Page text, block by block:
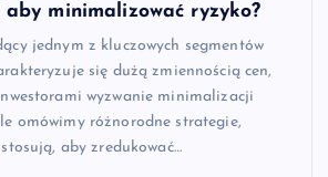
aby minimalizować ryzyko?
jednym z kluczowych segmentów
się dużą zmiennością cen,
wyzwanie minimalizacji
omówimy różnorodne strategie,
aby zredukować…